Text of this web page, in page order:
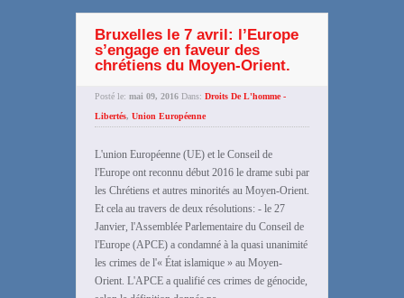
Bruxelles le 7 avril: l’Europe
s’engage en faveur des
chrétiens du Moyen-Orient.
Posté le: mai 09, 2016 Dans: Droits De L'homme -
Libertés, Union Européenne
L'union Européenne (UE) et le Conseil de
l'Europe ont reconnu début 2016 le drame subi par
les Chrétiens et autres minorités au Moyen-Orient.
Et cela au travers de deux résolutions: - le 27
Janvier, l'Assemblée Parlementaire du Conseil de
l'Europe (APCE) a condamné à la quasi unanimité
les crimes de l'« État islamique » au Moyen-
Orient. L'APCE a qualifié ces crimes de génocide,